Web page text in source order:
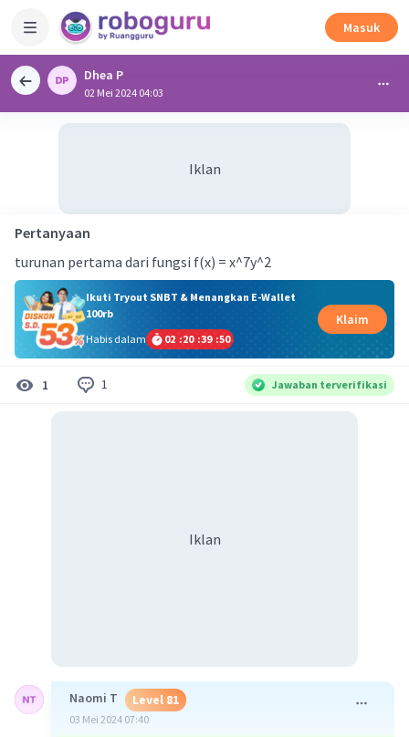
Masuk
Dhea P
02 Mei 2024 04:03
Iklan
Pertanyaan
turunan pertama dari fungsi f(x) = x^7y^2
Ikuti Tryout SNBT & Menangkan E-Wallet
100rb
Habis dalam
02 :20 :39 :50
Klaim
1 1 Jawaban terverifikasi
Iklan
Naomi T Level 81
03 Mei 2024 07:40